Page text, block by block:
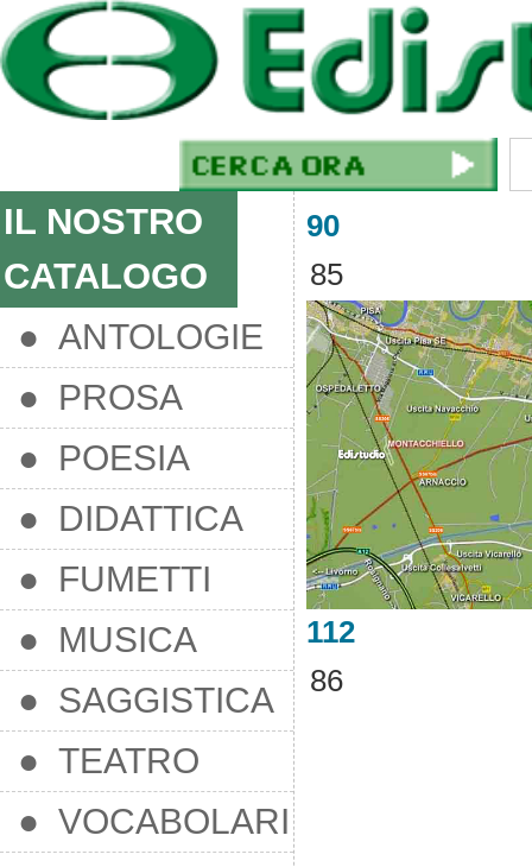
IL NOSTRO
CATALOGO
● ANTOLOGIE
● PROSA
● POESIA
● DIDATTICA
● FUMETTI
● MUSICA
● SAGGISTICA
● TEATRO
● VOCABOLARI
90
85
112
86